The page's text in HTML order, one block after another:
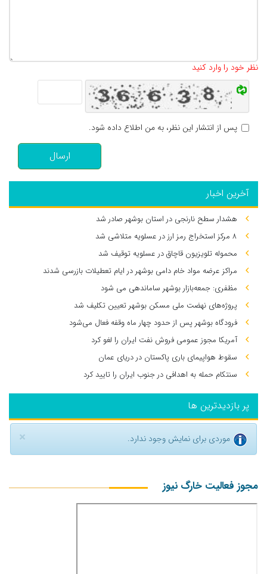
نظر خود را وارد کنید
پس از انتشار این نظر، به من اطلاع داده شود.
ارسال
آخرین اخبار
هشدار سطح نارنجی در استان بوشهر صادر شد
۸ مرکز استخراج رمز ارز در عسلویه متلاشی شد
محموله تلویزیون قاچاق در عسلویه توقیف شد
مراکز عرضه مواد خام دامی بوشهر در ایام تعطیلات بازرسی شدند
مظفری: جمعه‌بازار بوشهر ساماندهی می‌ شود
پروژه‌های نهضت ملی مسکن بوشهر تعیین تکلیف شد
فرودگاه بوشهر پس از حدود چهار ماه وقفه فعال می‌شود
آمریکا مجوز عمومی فروش نفت ایران را لغو کرد
سقوط هواپیمای باری پاکستان در دریای عمان
سنتکام حمله به اهدافی در جنوب ایران را تایید کرد
پر بازدیدترین ها
× موردی برای نمایش وجود ندارد.
مجوز فعالیت خارگ نیوز